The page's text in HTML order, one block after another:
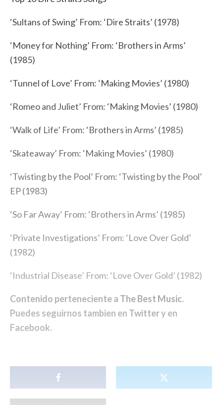
‘Sultans of Swing’ From: ‘Dire Straits’ (1978)
‘Money for Nothing’ From: ‘Brothers in Arms’
(1985)
‘Tunnel of Love’ From: ‘Making Movies’ (1980)
‘Romeo and Juliet’ From: ‘Making Movies’ (1980)
‘Walk of Life’ From: ‘Brothers in Arms’ (1985)
‘Skateaway’ From: ‘Making Movies’ (1980)
‘Twisting by the Pool’ From: ‘Twisting by the Pool’
EP (1983)
‘So Far Away’ From: ‘Brothers in Arms’ (1985)
‘Private Investigations’ From: ‘Love Over Gold’
(1982)
‘Industrial Disease’ From: ‘Love Over Gold’ (1982)
Contenido perteneciente a The Best Music.
Puedes seguirnos tambien en Twittery en
Facebook.